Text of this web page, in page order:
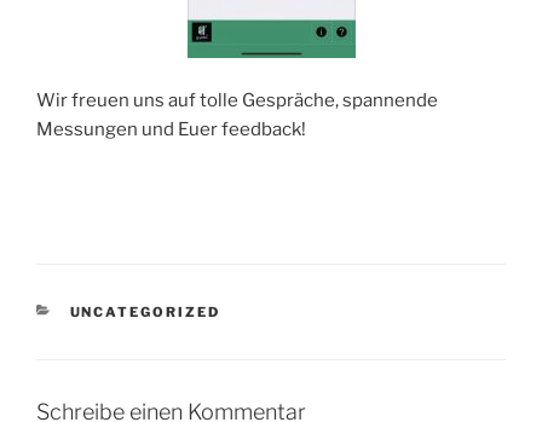
Wir freuen uns auf tolle Gespräche, spannende
Messungen und Euer feedback!
KATEGORIEN
UNCATEGORIZED
Schreibe einen Kommentar